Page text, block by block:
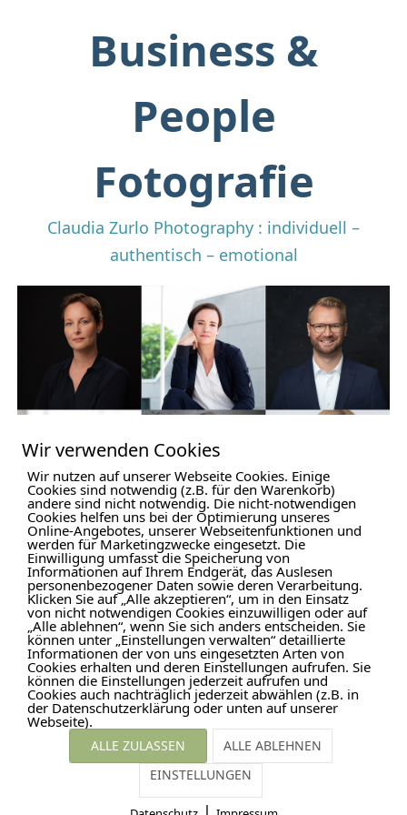
Business &
People
Fotografie
Claudia Zurlo Photography : individuell –
authentisch – emotional
Businessportraits Imagefotos
Fotohintergrund
DIY Backdrop
Impressum Disclaimer
Wir verwenden Cookies
Wir nutzen auf unserer Webseite Cookies. Einige
Cookies sind notwendig (z.B. für den Warenkorb)
andere sind nicht notwendig. Die nicht-notwendigen
Cookies helfen uns bei der Optimierung unseres
Online-Angebotes, unserer Webseitenfunktionen und
werden für Marketingzwecke eingesetzt. Die
Einwilligung umfasst die Speicherung von
Informationen auf Ihrem Endgerät, das Auslesen
personenbezogener Daten sowie deren Verarbeitung.
Klicken Sie auf „Alle akzeptieren“, um in den Einsatz
von nicht notwendigen Cookies einzuwilligen oder auf
„Alle ablehnen“, wenn Sie sich anders entscheiden. Sie
können unter „Einstellungen verwalten“ detaillierte
Informationen der von uns eingesetzten Arten von
Cookies erhalten und deren Einstellungen aufrufen. Sie
können die Einstellungen jederzeit aufrufen und
Cookies auch nachträglich jederzeit abwählen (z.B. in
der Datenschutzerklärung oder unten auf unserer
Webseite).
ALLE ZULASSEN
ALLE ABLEHNEN
EINSTELLUNGEN